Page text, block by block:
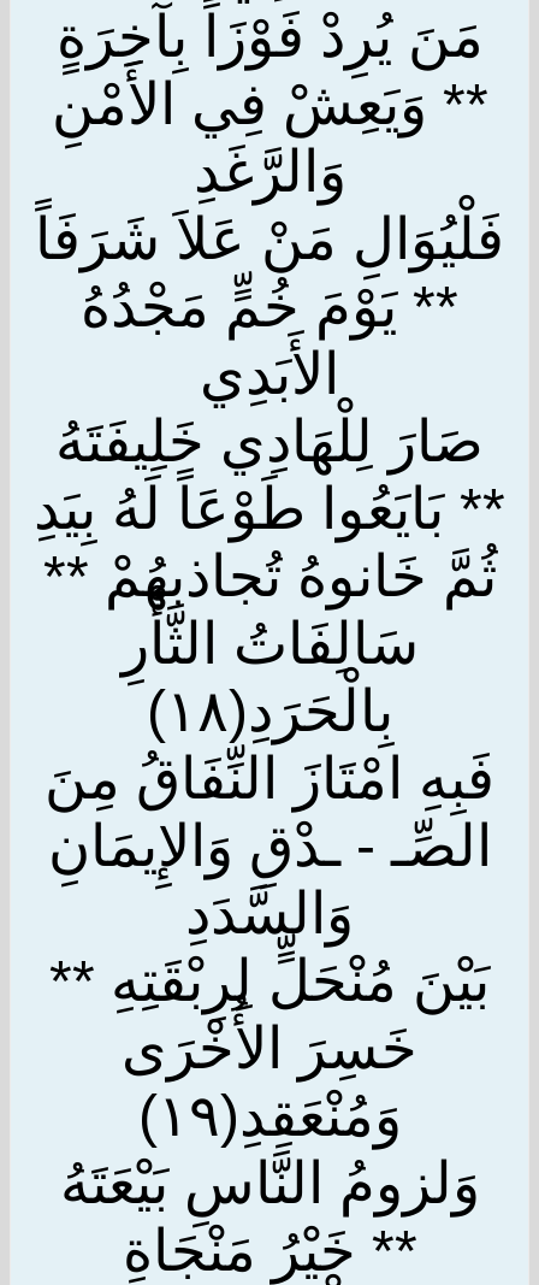
مَنَ يُرِدْ فَوْزَاً بِآخِرَةٍ
** وَيَعِشْ فِي الأَمْنِ
وَالرَّغَدِ
فَلْيُوَالِ مَنْ عَلاَ شَرَفَاً
** يَوْمَ خُمٍّ مَجْدُهُ
الأَبَدِي
صَارَ لِلْهَادِي خَلِيفَتَهُ
** بَايَعُوا طَوْعَاً لَهُ بِيَدِ
ثُمَّ خَانوهُ تُجاذبهُمْ **
سَالِفَاتُ الثَّأْرِ
بِالْحَرَدِ(١٨)
فَبِهِ امْتَازَ النِّفَاقُ مِنَ
الصِّـ - ـدْقِ وَالإِيمَانِ
وَالسَّدَدِ
بَيْنَ مُنْحَلٍّ لِرِبْقَتِهِ **
خَسِرَ الأُخْرَى
وَمُنْعَقِدِ(١٩)
وَلزومُ النَّاسِ بَيْعَتَهُ
** خَيْرُ مَنْجَاةِ